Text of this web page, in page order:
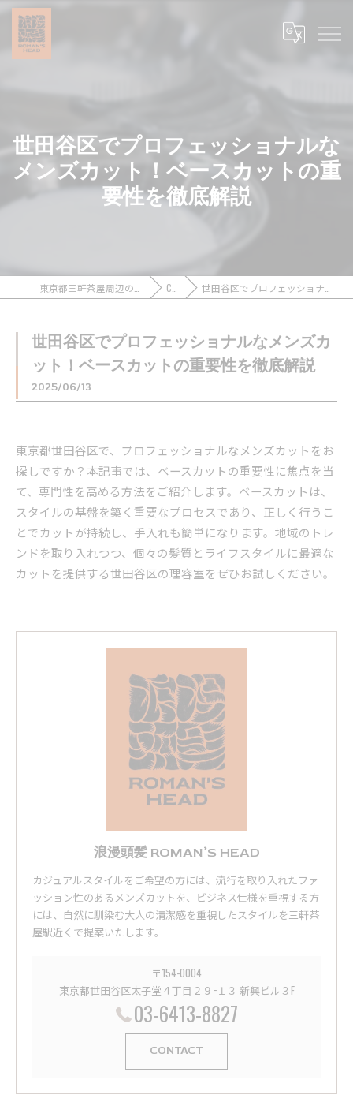
世田谷区でプロフェッショナルな
メンズカット！ベースカットの重
要性を徹底解説
COLUMN 世田谷区でプロフェッショナルなメンズカット！ベースカットの重要性を徹底解説
世田谷区でプロフェッショナルなメンズカ
ット！ベースカットの重要性を徹底解説
2025/06/13
東京都世田谷区で、プロフェッショナルなメンズカットをお
探しですか？本記事では、ベースカットの重要性に焦点を当
て、専門性を高める方法をご紹介します。ベースカットは、
スタイルの基盤を築く重要なプロセスであり、正しく行うこ
とでカットが持続し、手入れも簡単になります。地域のトレ
ンドを取り入れつつ、個々の髪質とライフスタイルに最適な
カットを提供する世田谷区の理容室をぜひお試しください。
浪漫頭髪 ROMAN’S HEAD
カジュアルスタイルをご希望の方には、流行を取り入れたファ
ッション性のあるメンズカットを、ビジネス仕様を重視する方
には、自然に馴染む大人の清潔感を重視したスタイルを三軒茶
屋駅近くで提案いたします。
〒154-0004
東京都世田谷区太子堂４丁目２９−１３ 新興ビル３F
03-6413-8827
CONTACT